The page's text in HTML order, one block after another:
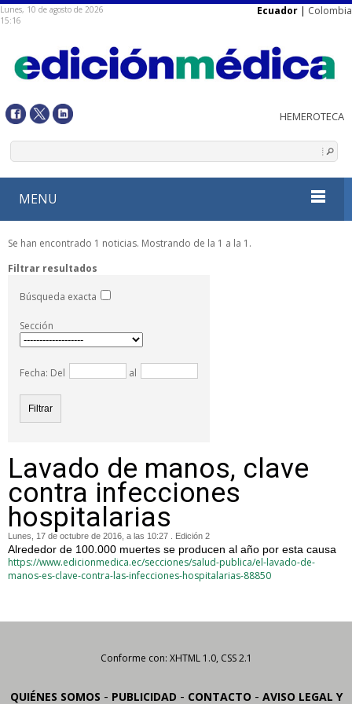
Lunes, 10 de agosto de 2026
15:16
Ecuador | Colombia
MENU
Se han encontrado 1 noticias. Mostrando de la 1 a la 1.
Filtrar resultados
Búsqueda exacta
Sección
Fecha: Del al
Lavado de manos, clave
contra infecciones
hospitalarias
Lunes, 17 de octubre de 2016, a las 10:27 . Edición 2
Alrededor de 100.000 muertes se producen al año por esta causa
https://www.edicionmedica.ec/secciones/salud-publica/el-lavado-de-
manos-es-clave-contra-las-infecciones-hospitalarias-88850
Conforme con: XHTML 1.0, CSS 2.1
QUIÉNES SOMOS - PUBLICIDAD - CONTACTO - AVISO LEGAL Y